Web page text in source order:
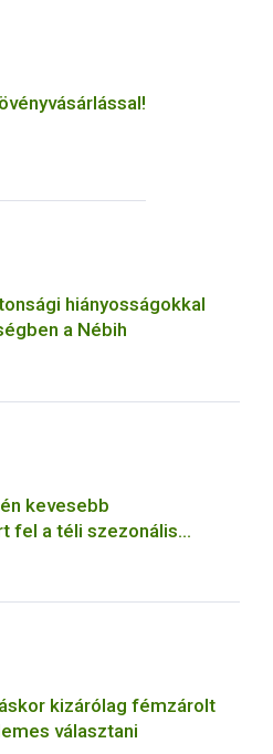
hiányosságokkal
a Nébih
kevesebb
fel a téli szezonális
kizárólag fémzárolt
választani